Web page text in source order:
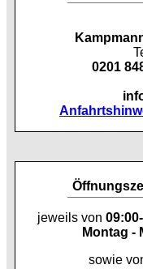
0201
jeweils von
Montag -
sowie